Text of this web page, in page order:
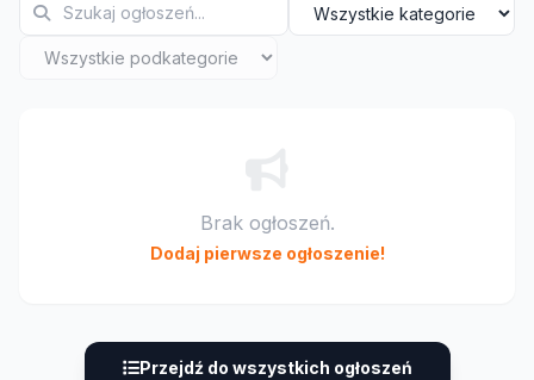
Brak ogłoszeń.
Dodaj pierwsze ogłoszenie!
Przejdź do wszystkich ogłoszeń